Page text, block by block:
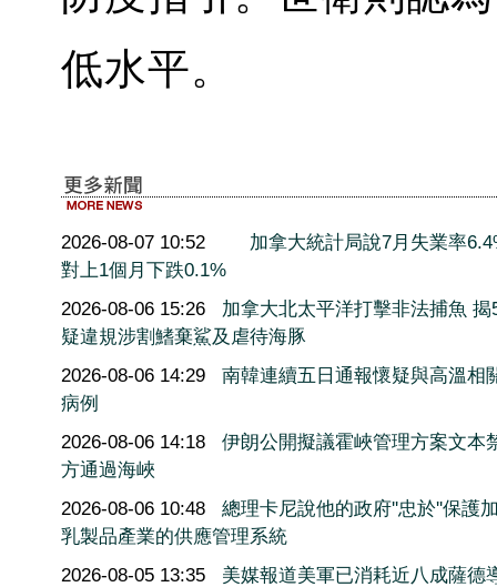
低水平。
2026-08-07 10:52
加拿大統計局說7月失業率
對上1個月下跌0.1%
2026-08-06 15:26
加拿大北太平洋打擊非法捕魚 揭
疑違規涉割鰭棄鯊及虐待海豚
2026-08-06 14:29
南韓連續五日通報懷疑與高溫相
病例
2026-08-06 14:18
伊朗公開擬議霍峽管理方案文本
方通過海峽
2026-08-06 10:48
總理卡尼說他的政府''忠於''保護
乳製品產業的供應管理系統
2026-08-05 13:35
美媒報道美軍已消耗近八成薩德